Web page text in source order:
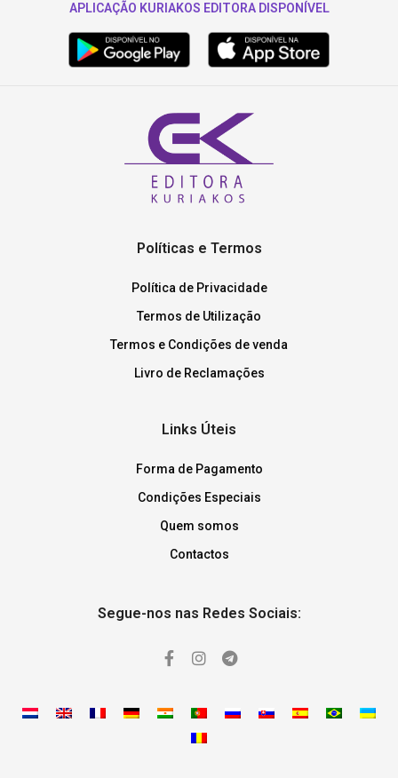
APLICAÇÃO KURIAKOS EDITORA DISPONÍVEL
Políticas e Termos
Política de Privacidade
Termos de Utilização
Termos e Condições de venda
Livro de Reclamações
Links Úteis
Forma de Pagamento
Condições Especiais
Quem somos
Contactos
Segue-nos nas Redes Sociais: